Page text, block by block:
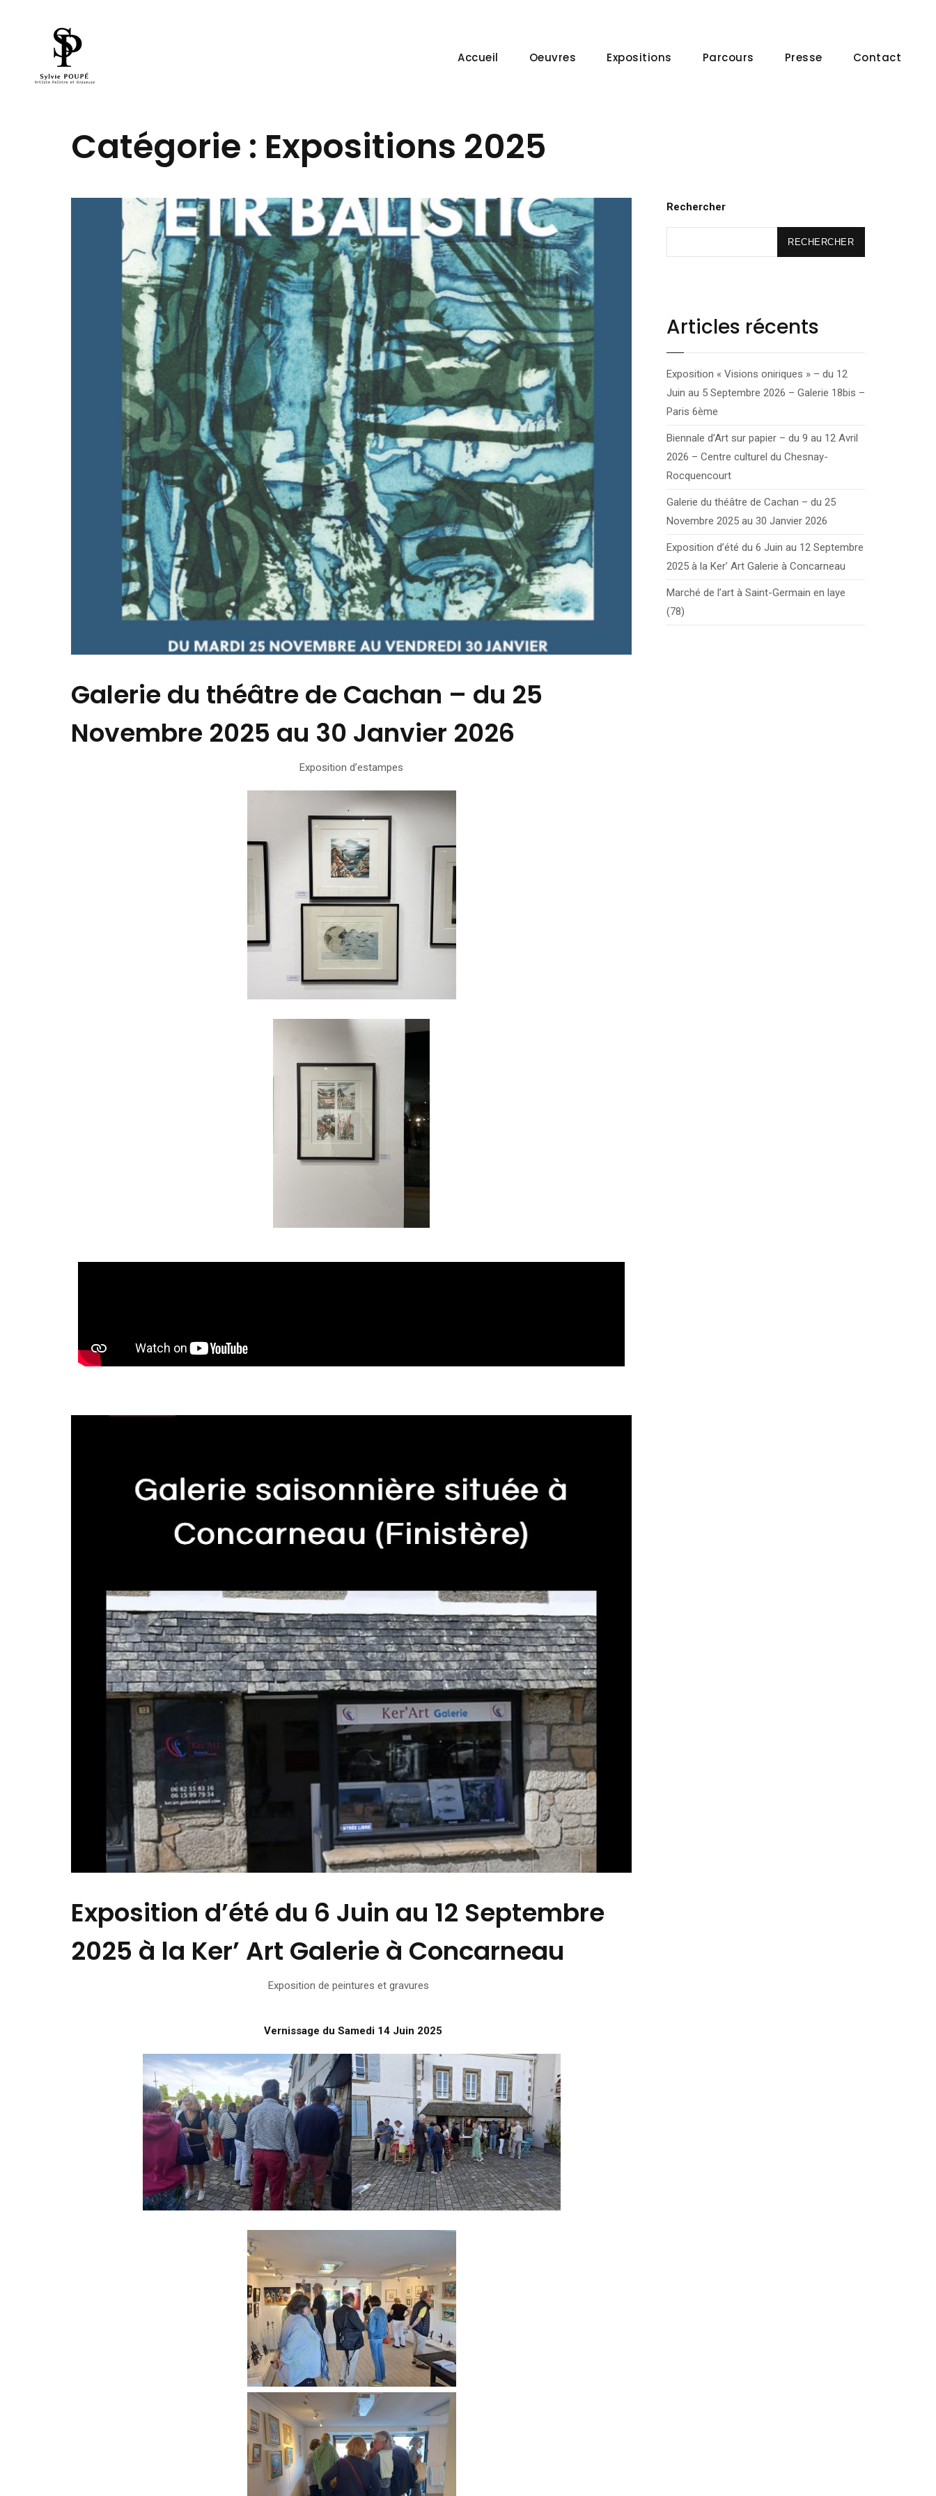
Accueil Oeuvres Expositions Parcours Presse Contact
Catégorie : Expositions 2025
Galerie du théâtre de Cachan – du 25
Novembre 2025 au 30 Janvier 2026
Exposition d’estampes
Exposition d’été du 6 Juin au 12 Septembre
2025 à la Ker’ Art Galerie à Concarneau
Exposition de peintures et gravures
Vernissage du Samedi 14 Juin 2025
Rechercher
RECHERCHER
Articles récents
Exposition « Visions oniriques » – du 12
Juin au 5 Septembre 2026 – Galerie 18bis –
Paris 6ème
Biennale d’Art sur papier – du 9 au 12 Avril
2026 – Centre culturel du Chesnay-
Rocquencourt
Galerie du théâtre de Cachan – du 25
Novembre 2025 au 30 Janvier 2026
Exposition d’été du 6 Juin au 12 Septembre
2025 à la Ker’ Art Galerie à Concarneau
Marché de l’art à Saint-Germain en laye
(78)